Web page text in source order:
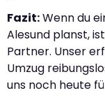
Fazit:Wenn du
Alesund planst,
Partner. Unser
Umzug
uns noch heute